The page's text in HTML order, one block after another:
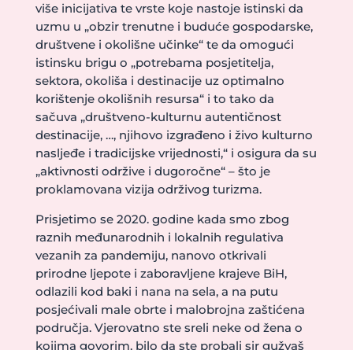
više inicijativa te vrste koje nastoje istinski da
uzmu u „obzir trenutne i buduće gospodarske,
društvene i okolišne učinke“ te da omogući
istinsku brigu o „potrebama posjetitelja,
sektora, okoliša i destinacije uz optimalno
korištenje okolišnih resursa“ i to tako da
sačuva „društveno-kulturnu autentičnost
destinacije, …, njihovo izgrađeno i živo kulturno
nasljeđe i tradicijske vrijednosti,“ i osigura da su
„aktivnosti održive i dugoročne“ – što je
proklamovana vizija održivog turizma.
Prisjetimo se 2020. godine kada smo zbog
raznih međunarodnih i lokalnih regulativa
vezanih za pandemiju, nanovo otkrivali
prirodne ljepote i zaboravljene krajeve BiH,
odlazili kod baki i nana na sela, a na putu
posjećivali male obrte i malobrojna zaštićena
područja. Vjerovatno ste sreli neke od žena o
kojima govorim, bilo da ste probali sir gužvaš